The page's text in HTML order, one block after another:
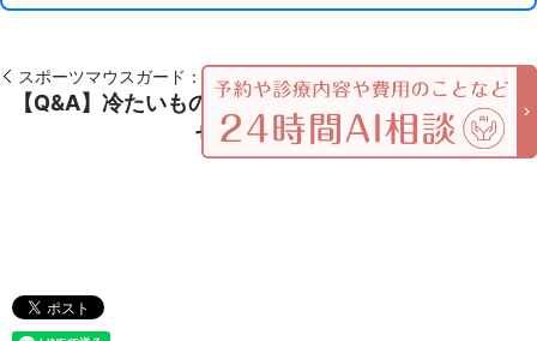
スポーツマウスガード：夏休み前の準備～越谷にお住まいの皆様へ
【Q&A】冷たいものがしみる…これって「かみ合わ
せ」が原因？